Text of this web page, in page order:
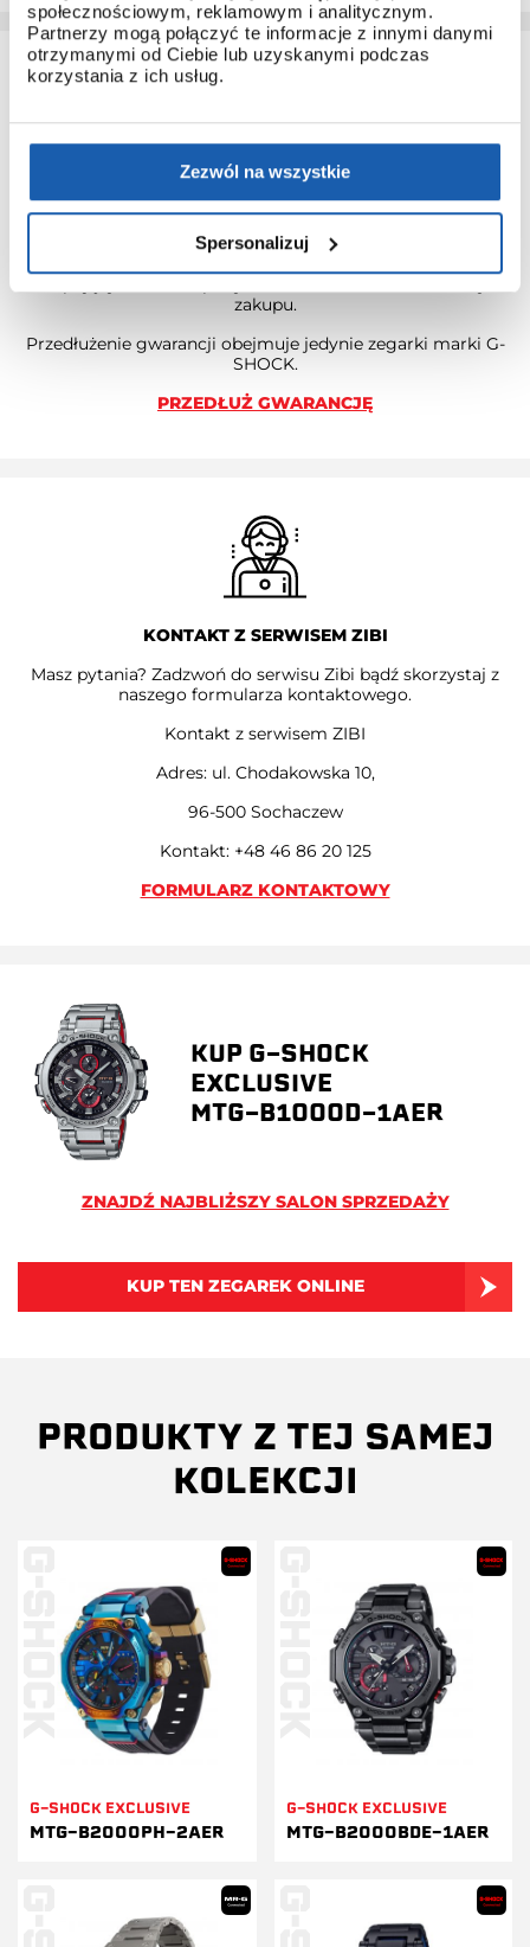
społecznościowym, reklamowym i analitycznym.
Partnerzy mogą połączyć te informacje z innymi danymi
otrzymanymi od Ciebie lub uzyskanymi podczas
korzystania z ich usług.
Zezwól na wszystkie
Spersonalizuj
3 + 3 LATA GWARANCJI
Standardowa gwarancja ulega przedłużeniu o kolejne 3 lata
zakupu.
Przedłużenie gwarancji obejmuje jedynie zegarki marki G-
SHOCK.
PRZEDŁUŻ GWARANCJĘ
KONTAKT Z SERWISEM ZIBI
Masz pytania? Zadzwoń do serwisu Zibi bądź skorzystaj z
naszego formularza kontaktowego.
Kontakt z serwisem ZIBI
Adres: ul. Chodakowska 10,
96-500 Sochaczew
Kontakt: +48 46 86 20 125
FORMULARZ KONTAKTOWY
KUP G-SHOCK
EXCLUSIVE
MTG-B1000D-1AER
ZNAJDŹ NAJBLIŻSZY SALON SPRZEDAŻY
KUP TEN ZEGAREK ONLINE
PRODUKTY Z TEJ SAMEJ
KOLEKCJI
G-SHOCK EXCLUSIVE
MTG-B2000PH-2AER
G-SHOCK EXCLUSIVE
MTG-B2000BDE-1AER